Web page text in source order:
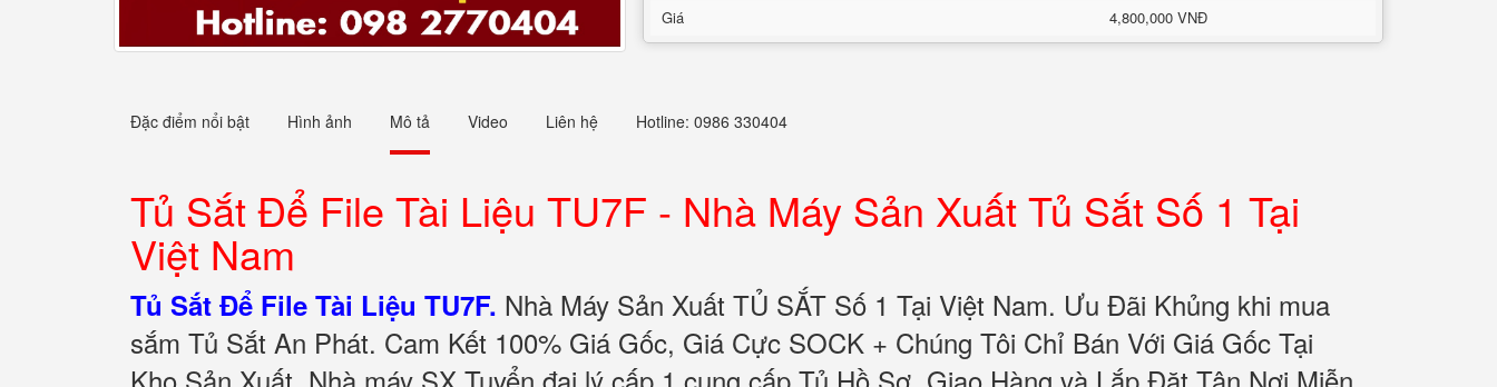
Giá
4,800,000 VNĐ
Đặc điểm nổi bật Hình ảnh Mô tả Video Liên hệ Hotline: 0986 330404
Tủ Sắt Để File Tài Liệu TU7F - Nhà Máy Sản Xuất Tủ Sắt Số 1 Tại
Việt Nam
Tủ Sắt Để File Tài Liệu TU7F. Nhà Máy Sản Xuất TỦ SẮT Số 1 Tại Việt Nam. Ưu Đãi Khủng khi mua
sắm Tủ Sắt An Phát. Cam Kết 100% Giá Gốc, Giá Cực SOCK + Chúng Tôi Chỉ Bán Với Giá Gốc Tại